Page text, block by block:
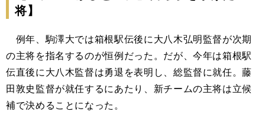
将】
例年、駒澤大では箱根駅伝後に大八木弘明監督が次期
の主将を指名するのが恒例だった。だが、今年は箱根駅
伝直後に大八木監督は勇退を表明し、総監督に就任。藤
田敦史監督が就任するにあたり、新チームの主将は立候
補で決めることになった。